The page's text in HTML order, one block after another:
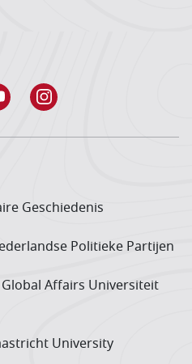
Geschiedenis
Politieke Partijen
Affairs Universiteit
University